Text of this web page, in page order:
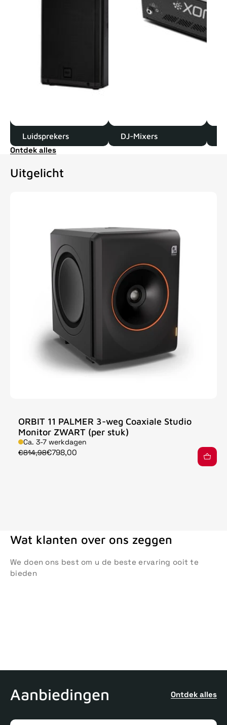
Luidsprekers DJ-Mixers
Ontdek alles
Uitgelicht
ORBIT 11 PALMER 3-weg Coaxiale Studio
Monitor ZWART (per stuk)
Ca. 3-7 werkdagen
€814,98€798,00
Wat klanten over ons zeggen
We doen ons best om u de beste ervaring ooit te
bieden
Aanbiedingen Ontdek alles